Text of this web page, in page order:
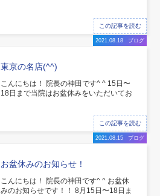
お昼まで寝るのもた
まにはいいですが、やっぱり身体のデメ
この記事を読む
2021.08.18 ブログ
東京の名店(^^)
こんにちは！ 院長の神田です^ ^ 15日〜
18日まで当院はお盆休みをいただいてお
普段行けない
お店に足を運んでみました！ 新小岩にあ
この記事を読む
2021.08.15 ブログ
お盆休みのお知らせ！
こんにちは！ 院長の神田です^ ^ お盆休
みのお知らせです！！ 8月15日〜18日ま